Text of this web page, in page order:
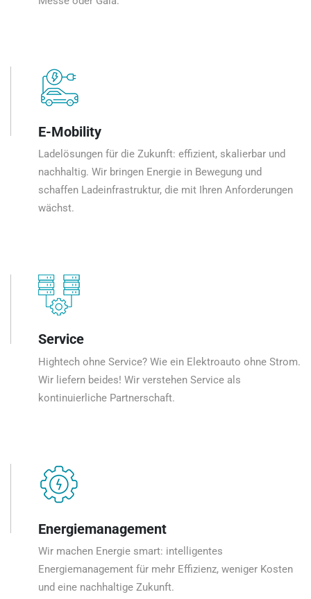
E-Mobility
Ladelösungen für die Zukunft: effizient, skalierbar und
nachhaltig. Wir bringen Energie in Bewegung und
schaffen Ladeinfrastruktur, die mit Ihren Anforderungen
wächst.
Service
Hightech ohne Service? Wie ein Elektroauto ohne Strom.
Wir liefern beides! Wir verstehen Service als
kontinuierliche Partnerschaft.
Energiemanagement
Wir machen Energie smart: intelligentes
Energiemanagement für mehr Effizienz, weniger Kosten
und eine nachhaltige Zukunft.